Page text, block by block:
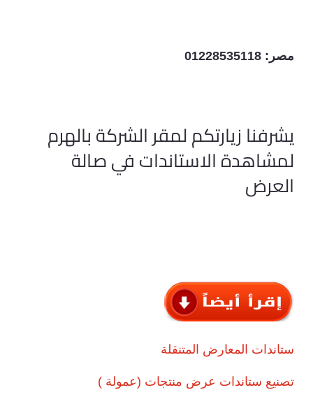
مصر: 01228535118
يشرفنا زيارتكم لمقر الشركة بالهرم
لمشاهدة الاستاندات في صالة
العرض
ستاندات المعارض المتنقلة
تصنيع ستاندات عرض منتجات (عمولة )